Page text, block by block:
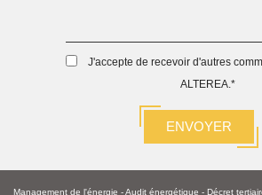
J'accepte de recevoir d'autres
ALTEREA. *
Management de l'énergie -Audit énergétique - Décret